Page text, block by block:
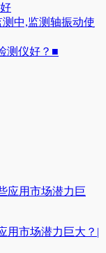
中,监测轴振动使
测仪好？■
用市场潜力巨大？|